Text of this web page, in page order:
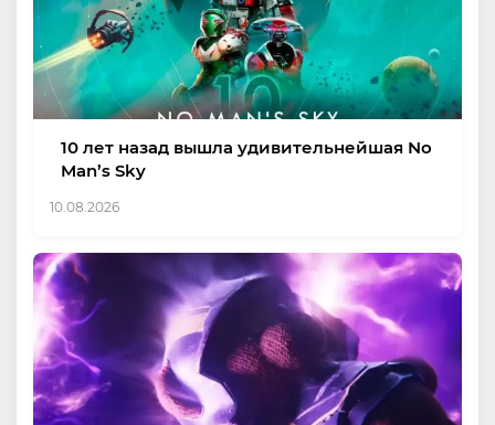
10 лет назад вышла удивительнейшая No
Man’s Sky
10.08.2026